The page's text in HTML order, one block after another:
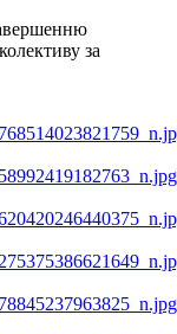
за